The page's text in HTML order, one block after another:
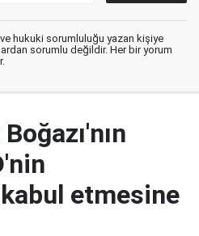
ve hukuki sorumluluğu yazan kişiye
sorumlu değildir. Her bir yorum
etmesine